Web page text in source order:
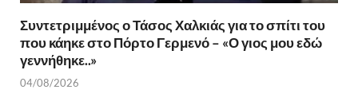
Συντετριμμένος ο Τάσος Χαλκιάς για το σπίτι του
που κάηκε στο Πόρτο Γερμενό – «Ο γιος μου εδώ
γεννήθηκε..»
04/08/2026